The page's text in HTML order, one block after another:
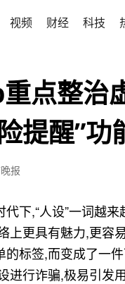
视频 财经 科技
点整治
提醒”功
报
代下,“人设”一词越
上更具有魅力,更容
的标签,而变成了一
进行诈骗,极易引发